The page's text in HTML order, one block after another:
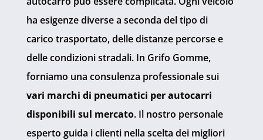
ha esigenze diverse a seconda del tipo di
carico trasportato, delle distanze percorse e
delle condizioni stradali. In Grifo Gomme,
forniamo una consulenza professionale sui
vari marchi di pneumatici per autocarri
disponibili sul mercato. Il nostro personale
esperto guida i clienti nella scelta dei migliori